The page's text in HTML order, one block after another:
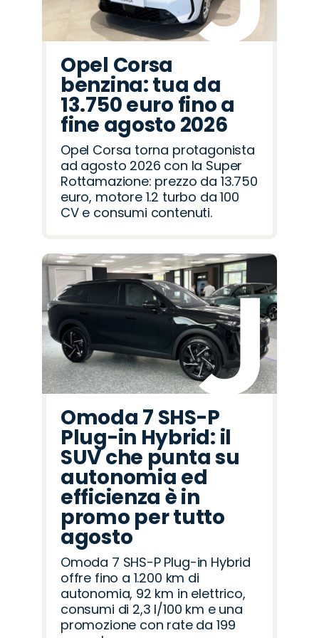
Opel Corsa
benzina: tua da
13.750 euro fino a
fine agosto 2026
Opel Corsa torna protagonista
ad agosto 2026 con la Super
Rottamazione: prezzo da 13.750
euro, motore 1.2 turbo da 100
CV e consumi contenuti.
Omoda 7 SHS-P
Plug-in Hybrid: il
SUV che punta su
autonomia ed
efficienza è in
promo per tutto
agosto
Omoda 7 SHS-P Plug-in Hybrid
offre fino a 1.200 km di
autonomia, 92 km in elettrico,
consumi di 2,3 l/100 km e una
promozione con rate da 199